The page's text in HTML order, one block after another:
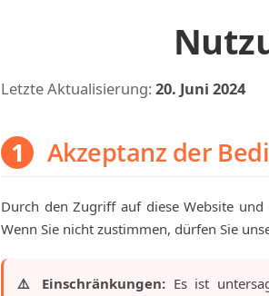
Letzte Aktualisierung: 20. Juni 2024
1 Akzeptanz der
Durch den Zugriff auf diese Website
Wenn Sie nicht zustimmen, dürfen Sie
⚠️ Einschränkungen: Es ist